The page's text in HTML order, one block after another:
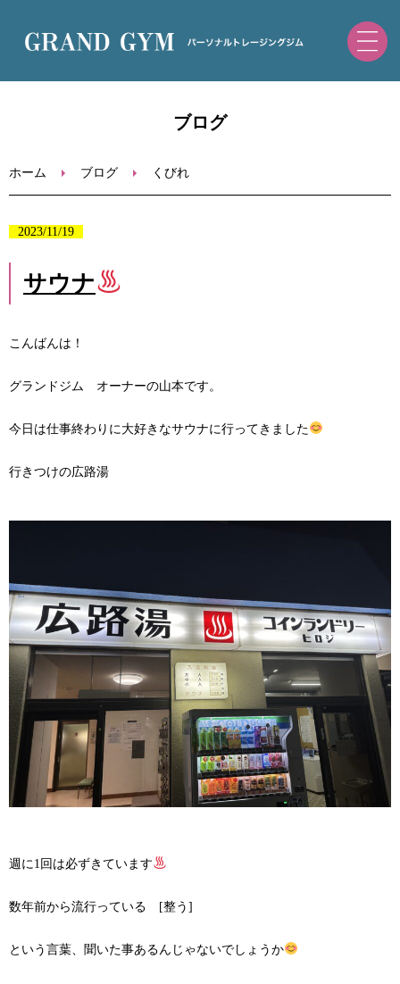
ブログ
ホーム ブログ くびれ
2023/11/19
サウナ
こんばんは！
グランドジム オーナーの山本です。
今日は仕事終わりに大好きなサウナに行ってきました
行きつけの広路湯
週に1回は必ずきています
数年前から流行っている [整う]
という言葉、聞いた事あるんじゃないでしょうか